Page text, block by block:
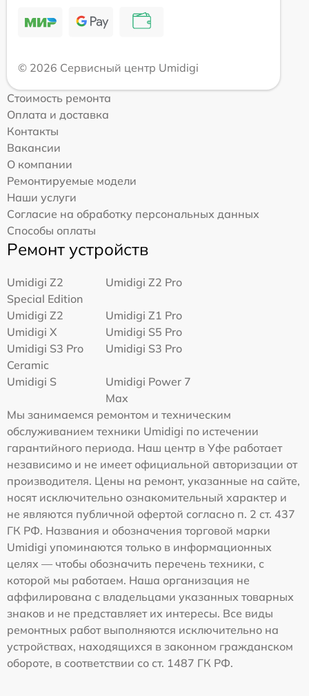
© 2026 Сервисный центр Umidigi
Стоимость ремонта
Оплата и доставка
Контакты
Вакансии
О компании
Ремонтируемые модели
Наши услуги
Согласие на обработку персональных данных
Способы оплаты
Ремонт устройств
Umidigi Z2
Special Edition
Umidigi Z2 Pro
Umidigi Z2
Umidigi Z1 Pro
Umidigi X
Umidigi S5 Pro
Umidigi S3 Pro
Ceramic
Umidigi S3 Pro
Umidigi S
Umidigi Power 7
Max
Мы занимаемся ремонтом и техническим
обслуживанием техники Umidigi по истечении
гарантийного периода. Наш центр в Уфе работает
независимо и не имеет официальной авторизации от
производителя. Цены на ремонт, указанные на сайте,
носят исключительно ознакомительный характер и
не являются публичной офертой согласно п. 2 ст. 437
ГК РФ. Названия и обозначения торговой марки
Umidigi упоминаются только в информационных
целях — чтобы обозначить перечень техники, с
которой мы работаем. Наша организация не
аффилирована с владельцами указанных товарных
знаков и не представляет их интересы. Все виды
ремонтных работ выполняются исключительно на
устройствах, находящихся в законном гражданском
обороте, в соответствии со ст. 1487 ГК РФ.